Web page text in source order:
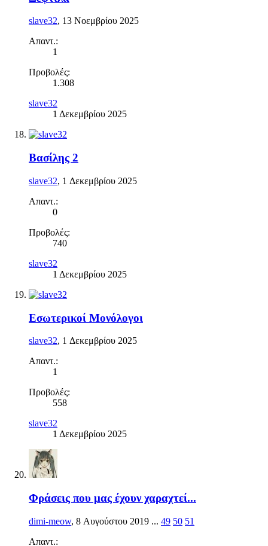
slave32, 13 Νοεμβρίου 2025
Απαντ.:
1
Προβολές:
1.308
slave32
1 Δεκεμβρίου 2025
Βασίλης 2
slave32, 1 Δεκεμβρίου 2025
Απαντ.:
0
Προβολές:
740
slave32
1 Δεκεμβρίου 2025
Εσωτερικοί Μονόλογοι
slave32, 1 Δεκεμβρίου 2025
Απαντ.:
1
Προβολές:
558
slave32
1 Δεκεμβρίου 2025
Φράσεις που μας έχουν χαραχτεί...
dimi-meow, 8 Αυγούστου 2019 ... 49 50 51
Απαντ.: